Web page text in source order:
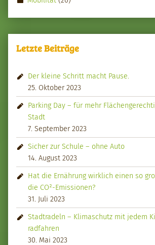
Letzte Beiträge
Der kleine Schritt macht Pause.
25. Oktober 2023
Parking Day – für mehr
Stadt
7. September 2023
Sicher zur Schule – ohne Auto
14. August 2023
Hat die Ernährung wirklich einen so
die CO²-Emissionen?
31. Juli 2023
Stadtradeln – Klimaschutz mit jedem
radfahren
30. Mai 2023